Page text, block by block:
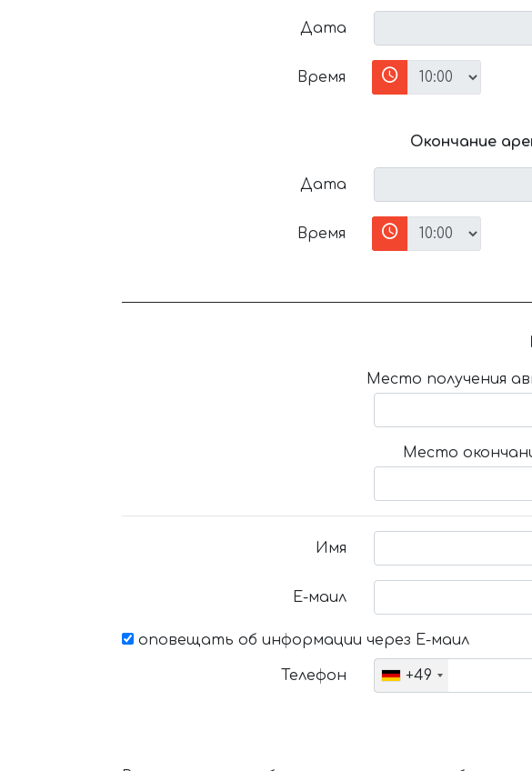
Дата
Время
Окончание
Дата
Время
Место получения
Место
Имя
Е-маил
оповещать об информации через Е-маил
Телефон +49